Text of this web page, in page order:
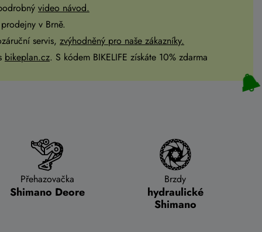
video návod.
v Brně.
servis, zvýhodněný pro naše zákazníky.
bikeplan.cz. S kódem BIKELIFE získáte 10% zdarma
Přehazovačka
Shimano Deore
Brzdy
hydraulické
Shimano